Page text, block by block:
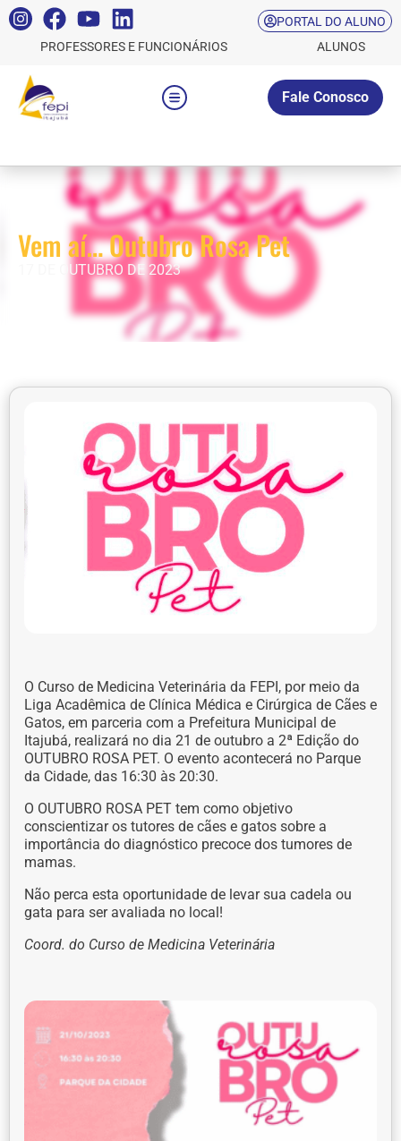
PORTAL DO ALUNO
PROFESSORES E FUNCIONÁRIOS
ALUNOS
Fale Conosco
Vem aí… Outubro Rosa Pet
17 DE OUTUBRO DE 2023
O Curso de Medicina Veterinária da FEPI, por meio da
Liga Acadêmica de Clínica Médica e Cirúrgica de Cães e
Gatos, em parceria com a Prefeitura Municipal de
Itajubá, realizará no dia 21 de outubro a 2ª Edição do
OUTUBRO ROSA PET. O evento acontecerá no Parque
da Cidade, das 16:30 às 20:30.
O OUTUBRO ROSA PET tem como objetivo
conscientizar os tutores de cães e gatos sobre a
importância do diagnóstico precoce dos tumores de
mamas.
Não perca esta oportunidade de levar sua cadela ou
gata para ser avaliada no local!
Coord. do Curso de Medicina Veterinária